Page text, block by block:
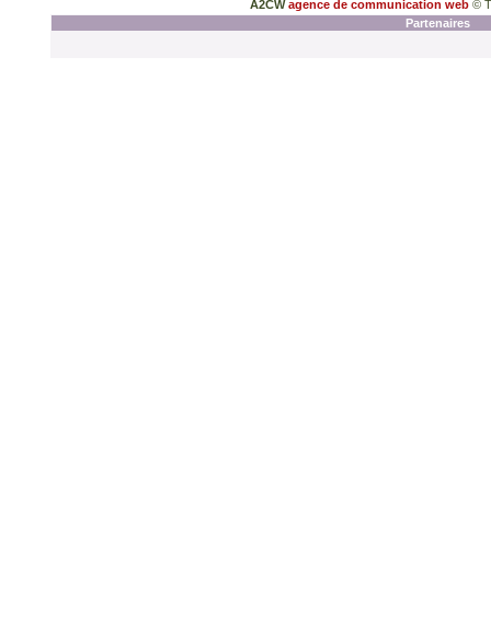
A2CWagence de communication web ©
Partenaires